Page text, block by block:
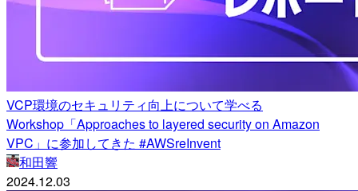
VCP環境のセキュリティ向上について学べる
Workshop「Approaches to layered security on Amazon
VPC」に参加してきた #AWSreInvent
和田響
2024.12.03